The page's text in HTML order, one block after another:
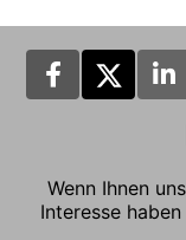
Wenn Ihnen
Interesse